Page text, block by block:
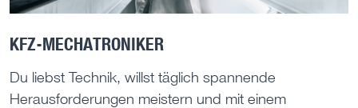
KFZ-MECHATRONIKER
Du liebst Technik, willst täglich spannende
Herausforderungen meistern und mit einem